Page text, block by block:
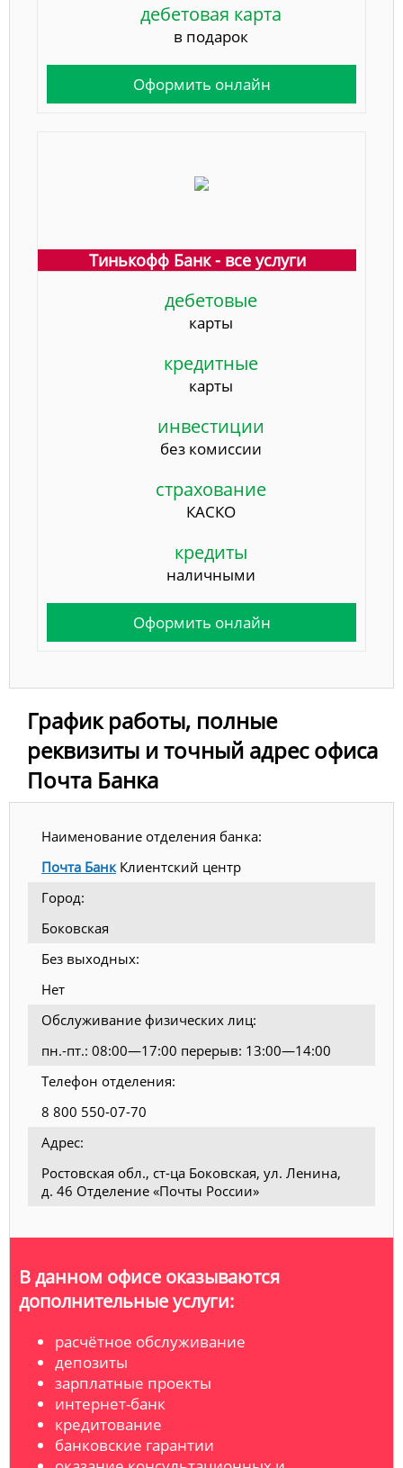
дебетовая карта
в подарок
Оформить онлайн
Тинькофф Банк - все услуги
дебетовые
карты
кредитные
карты
инвестиции
без комиссии
страхование
КАСКО
кредиты
наличными
Оформить онлайн
График работы, полные
реквизиты и точный адрес офиса
Почта Банка
Наименование отделения банка:
Почта БанкКлиентский центр
Город:
Боковская
Без выходных:
Нет
Обслуживание физических лиц:
пн.-пт.: 08:00—17:00 перерыв: 13:00—14:00
Телефон отделения:
8 800 550-07-70
Адрес:
Ростовская обл., ст-ца Боковская, ул. Ленина,
д. 46 Отделение «Почты России»
В данном офисе оказываются
дополнительные услуги:
расчётное обслуживание
депозиты
зарплатные проекты
интернет-банк
кредитование
банковские гарантии